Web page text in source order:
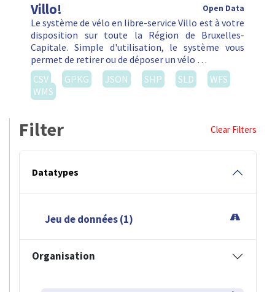
Villo! Open Data
Le système de vélo en libre-service Villo est à votre
disposition sur toute la Région de Bruxelles-
Capitale. Simple d'utilisation, le système vous
permet de retirer ou de déposer un vélo …
CSV
GPKG JSON SHP SLD
WFS
WMS
Filter Clear Filters
Datatypes
Jeu de données (1)
Organisation